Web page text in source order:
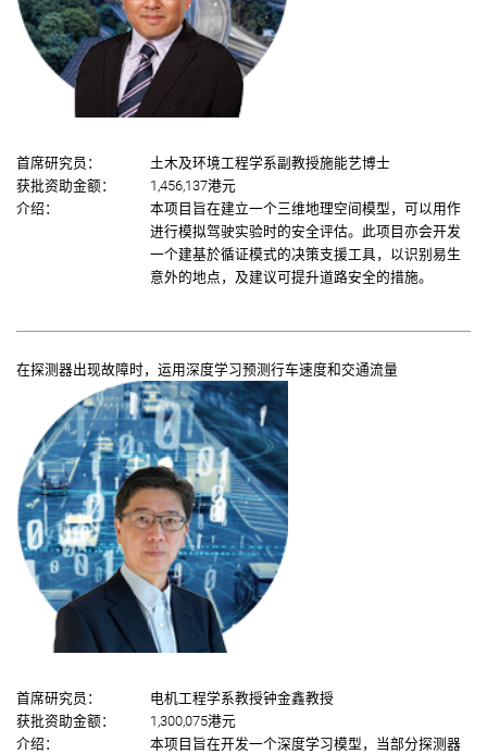
首席研究员：
土木及环境工程学系副教授施能艺博士
获批资助金额：
1,456,137港元
介绍：
本项目旨在建立一个三维地理空间模型，可以用作
进行模拟驾驶实验时的安全评估。此项目亦会开发
一个建基於循证模式的决策支援工具，以识别易生
意外的地点，及建议可提升道路安全的措施。
在探测器出现故障时，运用深度学习预测行车速度和交通流量
首席研究员：
电机工程学系教授钟金鑫教授
获批资助金额：
1,300,075港元
介绍：
本项目旨在开发一个深度学习模型，当部分探测器